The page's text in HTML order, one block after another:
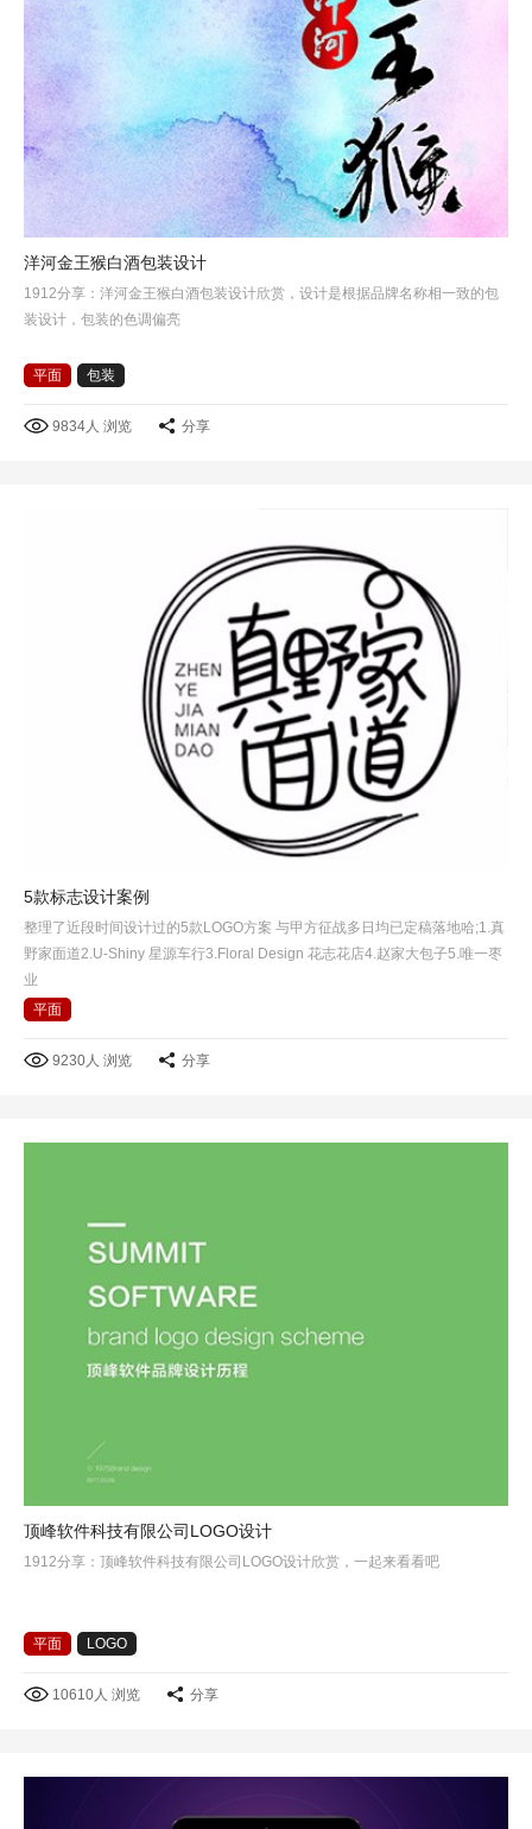
洋河金王猴白酒包装设计
1912分享：洋河金王猴白酒包装设计欣赏，设计是根据品牌名称相一致的包
装设计，包装的色调偏亮
平面 包装
9834人 浏览 分享
5款标志设计案例
整理了近段时间设计过的5款LOGO方案 与甲方征战多日均已定稿落地哈;1.真
野家面道2.U-Shiny 星源车行3.Floral Design 花志花店4.赵家大包子5.唯一枣
业
平面
9230人 浏览 分享
顶峰软件科技有限公司LOGO设计
1912分享：顶峰软件科技有限公司LOGO设计欣赏，一起来看看吧
平面 LOGO
10610人 浏览 分享